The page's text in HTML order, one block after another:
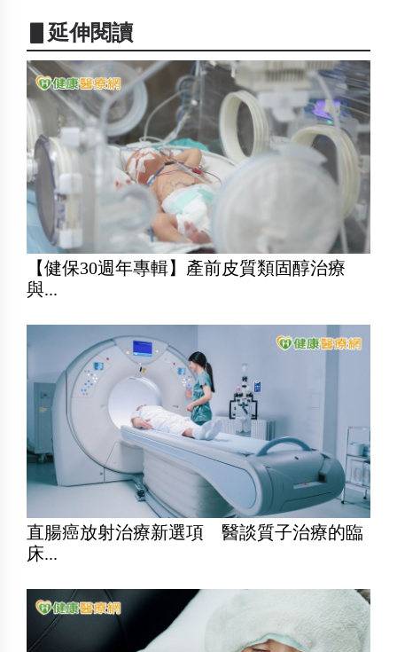
▋延伸閱讀
【健保30週年專輯】產前皮質類固醇治療
與...
直腸癌放射治療新選項 醫談質子治療的臨
床...